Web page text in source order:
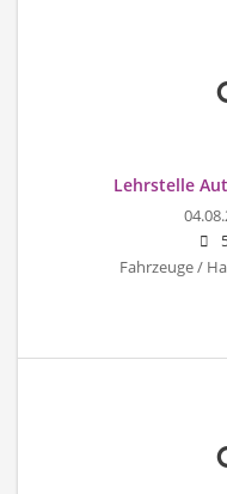
Lehrstelle
Fahrzeuge /